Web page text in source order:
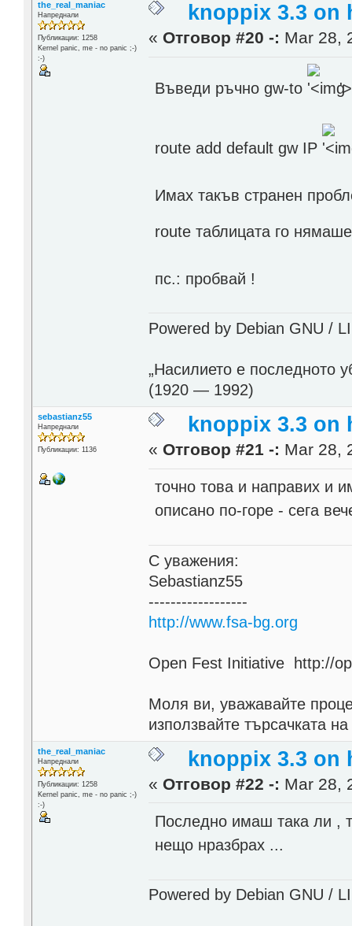
the_real_maniac
Напреднали
Публикации: 1258
Kernel panic, me - no panic ;-)
:-)
knoppix 3.3 on
« Отговор #20 -: Mar 28,
Въведи ръчно gw-to '>
route add default gw IP
Имах такъв странен
route таблицата го
пс.: пробвай !
Powered by Debian GNU /
„Насилието е последното
(1920 — 1992)
sebastianz55
Напреднали
Публикации: 1136
knoppix 3.3 on
« Отговор #21 -: Mar 28,
точно това и направих и
описано по-горе - сега
С уважения:
Sebastianz55
------------------
http://www.fsa-bg.org
Open Fest Initiative http://
Моля ви, уважавайте
използвайте търсачката
the_real_maniac
Напреднали
Публикации: 1258
Kernel panic, me - no panic ;-)
:-)
knoppix 3.3 on
« Отговор #22 -: Mar 28,
Последно имаш така ли ,
нещо нразбрах ...
Powered by Debian GNU /